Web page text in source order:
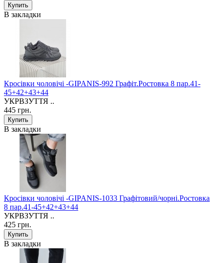
В закладки
Кросівки чоловічі -GIPANIS-992 Графіт.Ростовка 8 пар.41-
45+42+43+44
УКРВЗУТТЯ ..
445 грн.
В закладки
Кросівки чоловічі -GIPANIS-1033 Графітовий/чорні.Ростовка
8 пар.41-45+42+43+44
УКРВЗУТТЯ ..
425 грн.
В закладки